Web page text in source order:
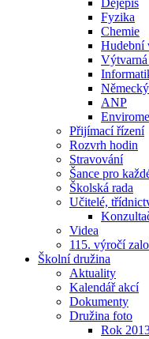
Dějepis
Fyzika
Chemie
Hudební
ANP
Přijímací řízení
Rozvrh hodin
Stravování
Šance pro
Školská rada
Učitelé,
Videa
115. výročí
Školní družina
Aktuality
Kalendář akcí
Dokumenty
Družina foto
Rok